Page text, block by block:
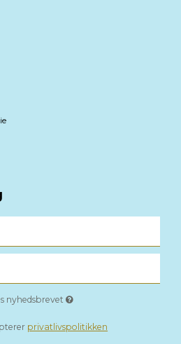
nyhedsbrevet
privatlivspolitikken